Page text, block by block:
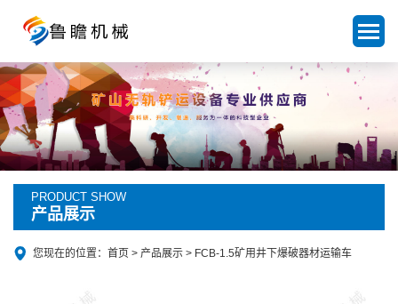
PRODUCT SHOW
产品展示
您现在的位置： 首页 > 产品展示 > FCB-1.5矿用井下爆破器材运输车